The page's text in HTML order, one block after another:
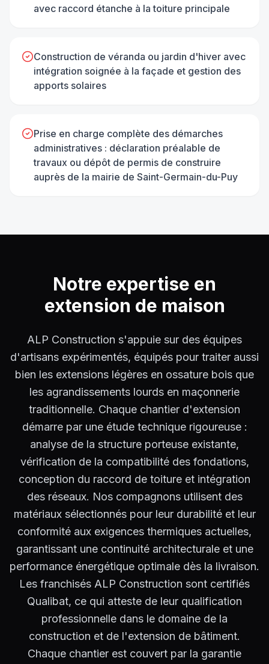
avec raccord étanche à la toiture principale
Construction de véranda ou jardin d'hiver avec
intégration soignée à la façade et gestion des
apports solaires
Prise en charge complète des démarches
administratives : déclaration préalable de
travaux ou dépôt de permis de construire
auprès de la mairie de Saint-Germain-du-Puy
Notre expertise en
extension de maison
ALP Construction s'appuie sur des équipes
d'artisans expérimentés, équipés pour traiter aussi
bien les extensions légères en ossature bois que
les agrandissements lourds en maçonnerie
traditionnelle. Chaque chantier d'extension
démarre par une étude technique rigoureuse :
analyse de la structure porteuse existante,
vérification de la compatibilité des fondations,
conception du raccord de toiture et intégration
des réseaux. Nos compagnons utilisent des
matériaux sélectionnés pour leur durabilité et leur
conformité aux exigences thermiques actuelles,
garantissant une continuité architecturale et une
performance énergétique optimale dès la livraison.
Les franchisés ALP Construction sont certifiés
Qualibat, ce qui atteste de leur qualification
professionnelle dans le domaine de la
construction et de l'extension de bâtiment.
Chaque chantier est couvert par la garantie